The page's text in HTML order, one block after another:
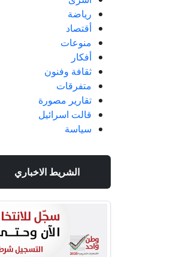
رياضة
أقتصاد
منوعات
أفكار
ثقافة وفنون
متفرقات
تقارير مصورة
قالت اسرائيل
سياسة
الشريط الاخباري